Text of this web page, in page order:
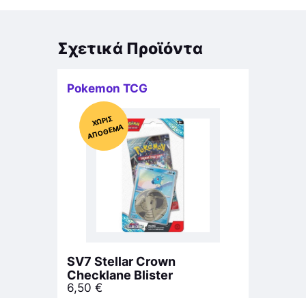
Σχετικά Προϊόντα
Pokemon TCG
Χ
ΩΡΊΣ
Α
Π
Ό
ΘΕ
ΜΑ
SV7 Stellar Crown
Checklane Blister
6,50 €